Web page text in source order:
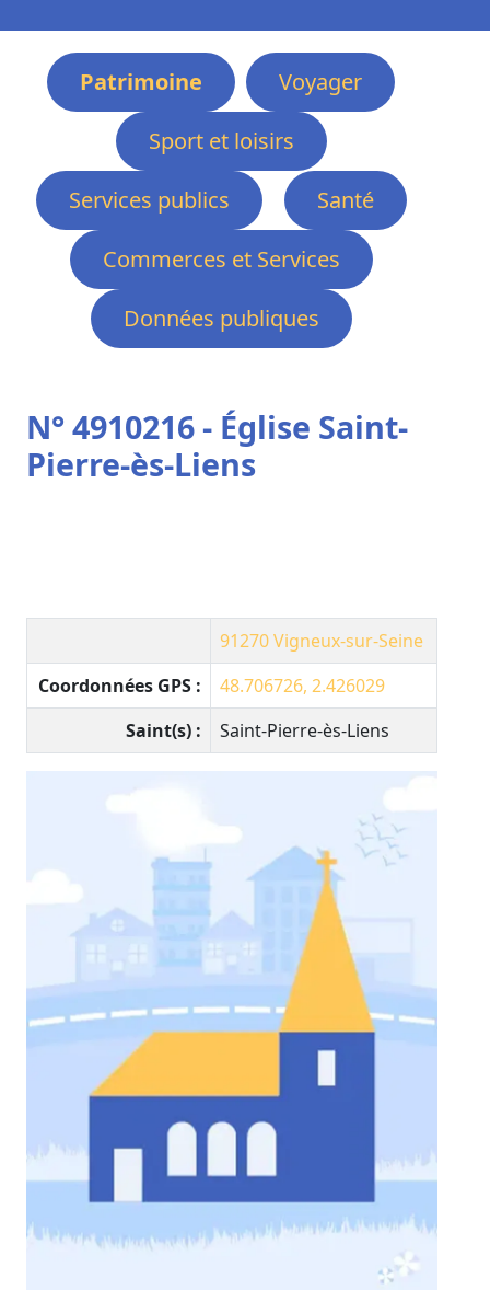
Patrimoine
Voyager
Sport et loisirs
Services publics
Santé
Commerces et Services
Données publiques
N° 4910216 - Église Saint-
Pierre-ès-Liens
91270Vigneux-sur-Seine
Coordonnées GPS :
48.706726, 2.426029
Saint(s) :
Saint-Pierre-ès-Liens